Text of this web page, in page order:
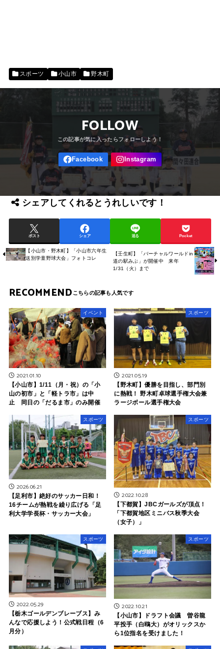
スポーツ 小山市 野木町
FOLLOW
シェアしてくれるとうれしいです！
ポスト シェア 送る Pocket
【小山市・野木町】「小山市六年生
送別学童野球大会」フォトコレ
【壬生町】「バーチャルワールドin
道の駅みぶ」が開催中 来年
1/31（火）まで
RECOMMEND
イベント
2021.01.10
【小山市】1/11（月・祝）の「小
山の初市」と「軽トラ市」は中
止 同日の「だるま市」のみ開催
スポーツ
2021.05.19
【野木町】優勝を目指し、部門別
に熱戦！ 野木町卓球選手権大会兼
ラージボール選手権大会
スポーツ
2026.06.21
【足利市】絶好のサッカー日和！
16チームが熱戦を繰り広げる「足
利大学学長杯・サッカー大会」
スポーツ
2022.10.28
【下都賀】JBCガールズが頂点！
「下都賀地区ミニバス秋季大会
（女子）」
スポーツ
2022.05.29
【栃木ゴールデンブレーブス】み
んなで応援しよう！公式戦日程（6
月分）
スポーツ
2022.10.21
【小山市】ドラフト会議 曽谷龍
平投手（白鴎大）がオリックスか
ら1位指名を受けました！